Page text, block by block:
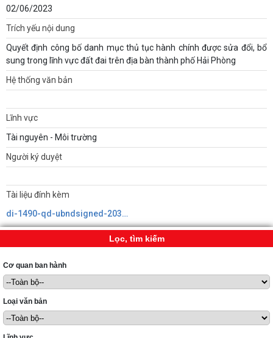
02/06/2023
Trích yếu nội dung
Quyết định công bố danh mục thủ tục hành chính được sửa đổi, bổ
sung trong lĩnh vực đất đai trên địa bàn thành phố Hải Phòng
Hệ thống văn bản
Lĩnh vực
Tài nguyên - Môi trường
Người ký duyệt
Tài liệu đính kèm
di-1490-qd-ubndsigned-20310638219241861648412.pdf
Lọc, tìm kiếm
Cơ quan ban hành
Loại văn bản